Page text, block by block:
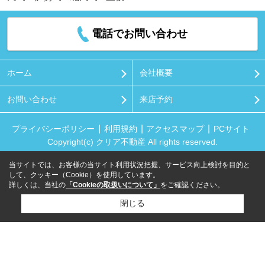
電話でお問い合わせ
ホーム 会社概要
お問い合わせ 来店予約
プライバシーポリシー 利用規約 アクセスマップ
PCサイト
Copyright(c) クリア不動産 All rights reserved.
当サイトでは、お客様の当サイト利用状況把握、サービス向上検討を目的と
して、クッキー（Cookie）を使用しています。
詳しくは、当社の 「Cookieの取扱いについて」 をご確認ください。
閉じる